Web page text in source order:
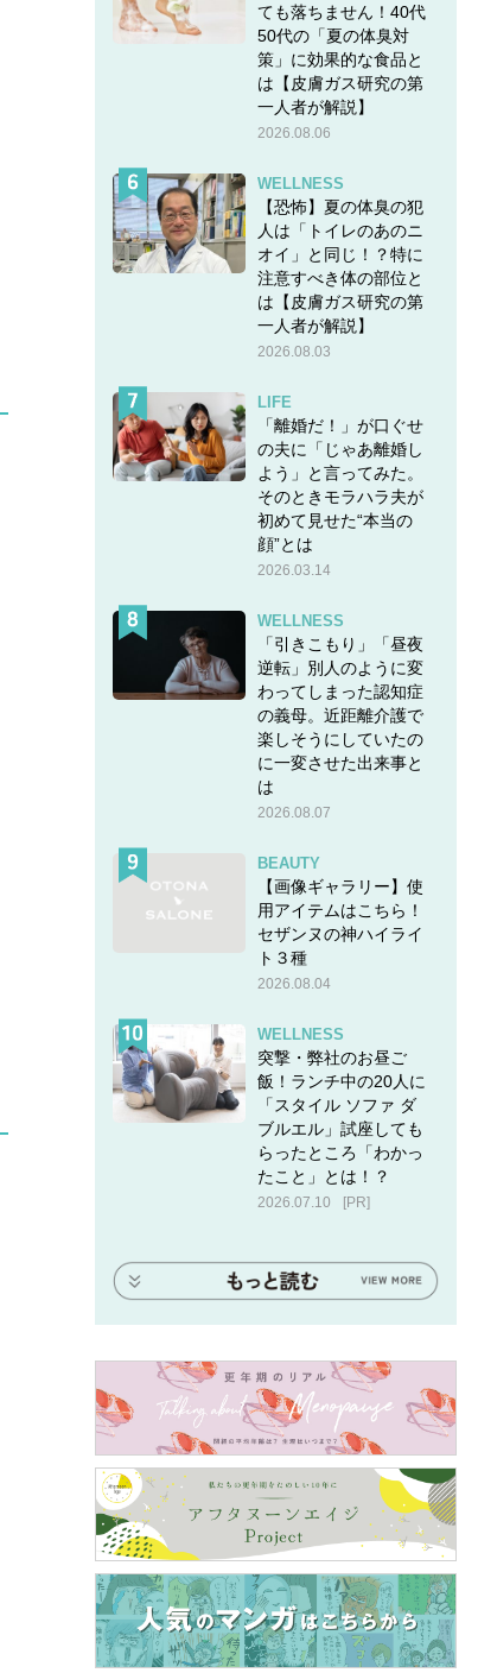
ても落ちません！40代
50代の「夏の体臭対
策」に効果的な食品と
は【皮膚ガス研究の第
一人者が解説】
2026.08.06
WELLNESS
【恐怖】夏の体臭の犯
人は「トイレのあのニ
オイ」と同じ！？特に
注意すべき体の部位と
は【皮膚ガス研究の第
一人者が解説】
2026.08.03
LIFE
「離婚だ！」が口ぐせ
の夫に「じゃあ離婚し
よう」と言ってみた。
そのときモラハラ夫が
初めて見せた“本当の
顔”とは
2026.03.14
WELLNESS
「引きこもり」「昼夜
逆転」別人のように変
わってしまった認知症
の義母。近距離介護で
楽しそうにしていたの
に一変させた出来事と
は
2026.08.07
BEAUTY
【画像ギャラリー】使
用アイテムはこちら！
セザンヌの神ハイライ
ト３種
2026.08.04
WELLNESS
突撃・弊社のお昼ご
飯！ランチ中の20人に
「スタイル ソファ ダ
ブルエル」試座しても
らったところ「わかっ
たこと」とは！？
2026.07.10 [PR]